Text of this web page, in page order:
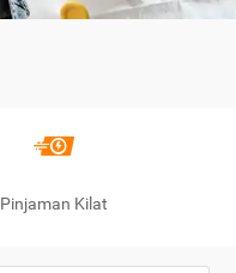
Pinjaman Kilat